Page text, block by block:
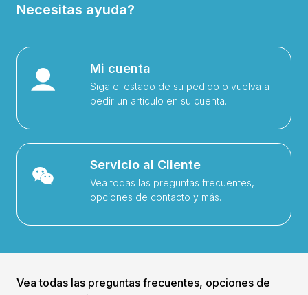
Necesitas ayuda?
Mi cuenta
Siga el estado de su pedido o vuelva a
pedir un artículo en su cuenta.
Servicio al Cliente
Vea todas las preguntas frecuentes,
opciones de contacto y más.
Vea todas las preguntas frecuentes, opciones de